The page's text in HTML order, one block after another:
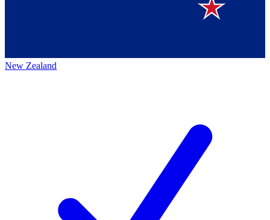
New Zealand